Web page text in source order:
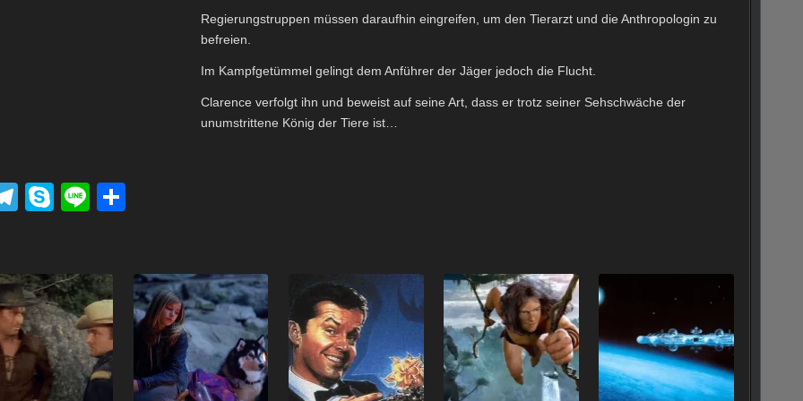
Regierungstruppen müssen daraufhin eingreifen, um den Tierarzt und die Anthropologin zu
befreien.
Im Kampfgetümmel gelingt dem Anführer der Jäger jedoch die Flucht.
Clarence verfolgt ihn und beweist auf seine Art, dass er trotz seiner Sehschwäche der
unumstrittene König der Tiere ist…
T
gr
a
m
S
e
Li
n